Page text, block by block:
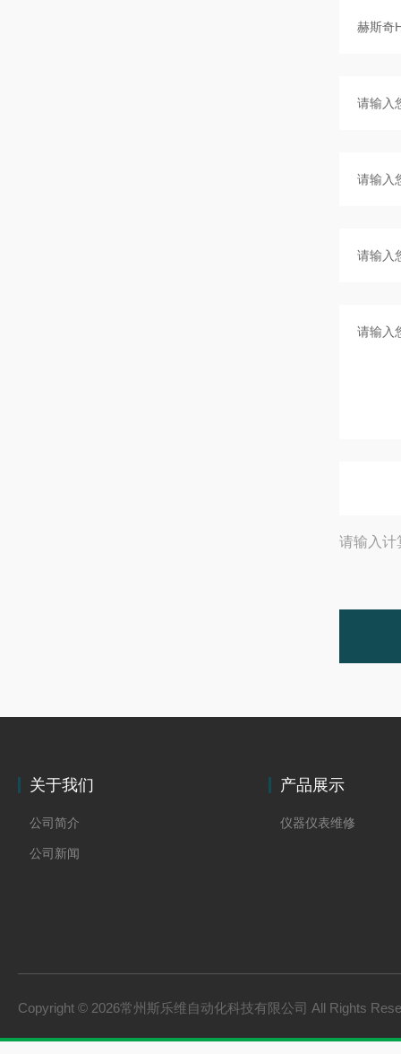
请输入计
关于我们
公司简介
公司新闻
产品展示
仪器仪表维修
Copyright © 2026常州斯乐维自动化科技有限公司 All Rights